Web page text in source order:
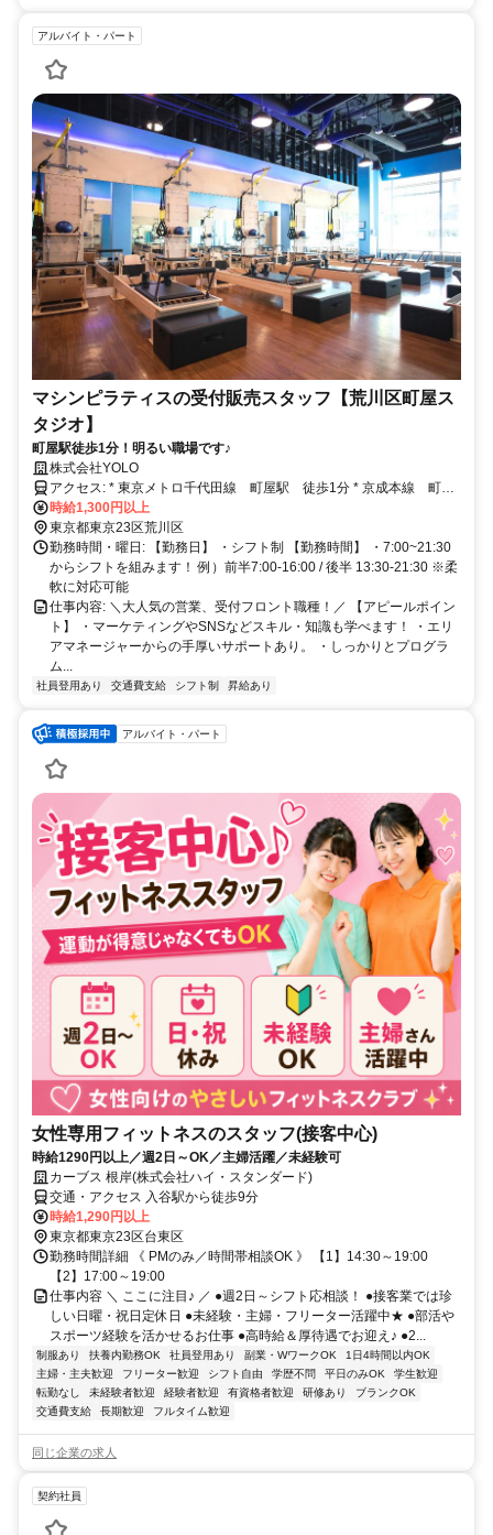
アルバイト・パート
マシンピラティスの受付販売スタッフ【荒川区町屋ス
タジオ】
町屋駅徒歩1分！明るい職場です♪
株式会社YOLO
アクセス: * 東京メトロ千代田線 町屋駅 徒歩1分 * 京成本線 町屋
駅 徒歩1分
時給1,300円以上
東京都東京23区荒川区
勤務時間・曜日: 【勤務日】 ・シフト制 【勤務時間】 ・7:00~21:30
からシフトを組みます！ 例）前半7:00-16:00 / 後半 13:30-21:30 ※柔
軟に対応可能
仕事内容: ＼大人気の営業、受付フロント職種！／ 【アピールポイン
ト】 ・マーケティングやSNSなどスキル・知識も学べます！ ・エリ
アマネージャーからの手厚いサポートあり。 ・しっかりとプログラ
ム...
社員登用あり 交通費支給 シフト制 昇給あり
アルバイト・パート
女性専用フィットネスのスタッフ(接客中心)
時給1290円以上／週2日～OK／主婦活躍／未経験可
カーブス 根岸(株式会社ハイ・スタンダード)
交通・アクセス 入谷駅から徒歩9分
時給1,290円以上
東京都東京23区台東区
勤務時間詳細 《 PMのみ／時間帯相談OK 》 【1】14:30～19:00
【2】17:00～19:00
仕事内容 ＼ ここに注目♪ ／ ●週2日～シフト応相談！ ●接客業では珍
しい日曜・祝日定休日 ●未経験・主婦・フリーター活躍中★ ●部活や
スポーツ経験を活かせるお仕事 ●高時給＆厚待遇でお迎え♪ ●2...
制服あり 扶養内勤務OK 社員登用あり 副業・WワークOK
1日4時間以内OK
主婦・主夫歓迎
フリーター歓迎 シフト自由 学歴不問 平日のみOK
学生歓迎
転勤なし
未経験者歓迎 経験者歓迎 有資格者歓迎 研修あり
ブランクOK
交通費支給
長期歓迎 フルタイム歓迎
同じ企業の求人
契約社員